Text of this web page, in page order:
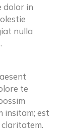
dolor in
nulla
te
insitam; est